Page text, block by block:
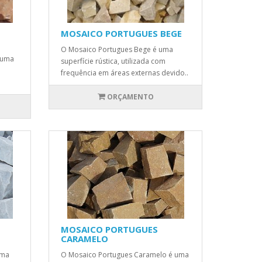
MOSAICO PORTUGUES BEGE
O Mosaico Portugues Bege é uma
superfície rústica, utilizada com
frequência em áreas externas devido..
ORÇAMENTO
MOSAICO PORTUGUES
CARAMELO
O Mosaico Portugues Caramelo é uma